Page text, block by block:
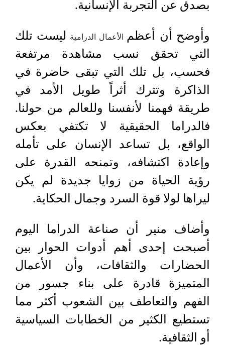
بصدق عن التجربة الإنسانية.
وأوضح أن أعظم الأعمال الدرامية ليست تلك
التي تحقق نسب مشاهدة مرتفعة
فحسب، بل تلك التي تبقى حاضرة في
الذاكرة وتترك أثراً طويل الأمد في
طريقة فهمنا لأنفسنا وللعالم من حولنا.
فالدراما الحقيقية لا تكتفي بعكس
الواقع، بل تساعد الإنسان على تأمله
وإعادة اكتشافه، وتمنحه القدرة على
رؤية الحياة من زوايا جديدة لم يكن
ليراها لولا قوة السرد وجمال الحكاية.
وأضاف منير أن صناعة الدراما اليوم
أصبحت إحدى أهم أدوات الحوار بين
الحضارات والثقافات، وأن الأعمال
المتميزة قادرة على بناء جسور من
الفهم والتعاطف بين الشعوب أكثر مما
تستطيع الكثير من الخطابات السياسية
أو الثقافية.